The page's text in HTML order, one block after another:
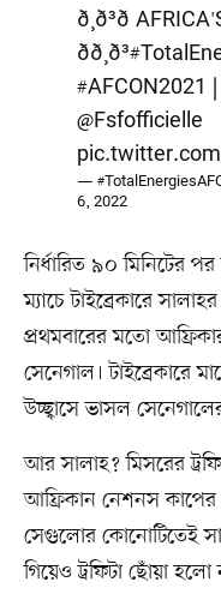
ð¸ð³ð
ðð¸ð³
#AFCON2021 |
@Fsfofficielle
—
6, 2022
নির্ধারিত ৯০ মিনিটের
ম্যাচে টাইব্রেকারে
প্রথমবারের মতো
সেনেগাল। টাইব্রেকারে
উচ্ছ্বাসে ভাসল
আর সালাহ? মিসরের
আফ্রিকান নেশনস
সেগুলোর কোনোটিতেই
গিয়েও ট্রফিটা ছোঁয়া হলো